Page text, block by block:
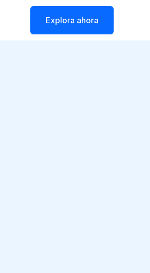
Explora ahora